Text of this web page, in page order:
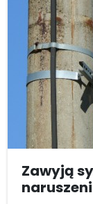
Zawyją